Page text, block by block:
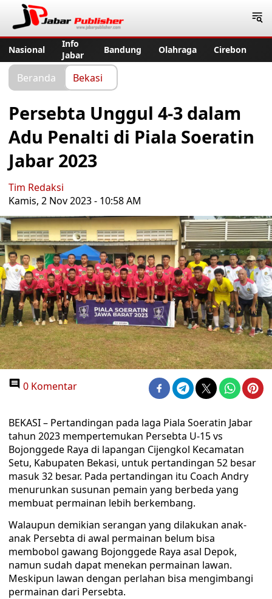
Nasional
Info
Jabar
Bandung Olahraga Cirebon
Beranda Bekasi
Persebta Unggul 4-3 dalam
Adu Penalti di Piala Soeratin
Jabar 2023
Tim Redaksi
Kamis, 2 Nov 2023 - 10:58 AM
0 Komentar
BEKASI – Pertandingan pada laga Piala Soeratin Jabar
tahun 2023 mempertemukan Persebta U-15 vs
Bojonggede Raya di lapangan Cijengkol Kecamatan
Setu, Kabupaten Bekasi, untuk pertandingan 52 besar
masuk 32 besar. Pada pertandingan itu Coach Andry
menurunkan susunan pemain yang berbeda yang
membuat permainan lebih berkembang.
Walaupun demikian serangan yang dilakukan anak-
anak Persebta di awal permainan belum bisa
membobol gawang Bojonggede Raya asal Depok,
namun sudah dapat menekan permainan lawan.
Meskipun lawan dengan perlahan bisa mengimbangi
permainan dari Persebta.